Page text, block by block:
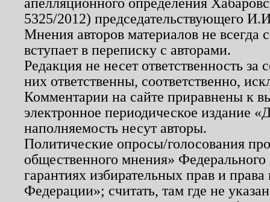
5325/2012) председательствующего
Мнения авторов материалов не
вступает в переписку с авторами.
Редакция не несет ответственность
них ответственны, соответственно,
Комментарии на сайте приравнены к
электронное периодическое издание
наполняемость несут авторы.
Политические опросы/голосования
общественного мнения»
гарантиях избирательных прав и
Федерации»; считать, там где не